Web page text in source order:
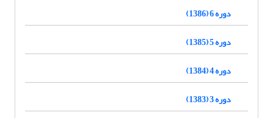
دوره 6 (1386)
دوره 5 (1385)
دوره 4 (1384)
دوره 3 (1383)